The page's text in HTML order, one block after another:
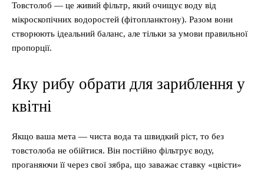
Товстолоб — це живий фільтр, який очищує воду від
мікроскопічних водоростей (фітопланктону). Разом вони
створюють ідеальний баланс, але тільки за умови правильної
пропорції.
Яку рибу обрати для зариблення у
квітні
Якщо ваша мета — чиста вода та швидкий ріст, то без
товстолоба не обійтися. Він постійно фільтрує воду,
проганяючи її через свої зябра, що заважає ставку «цвісти»